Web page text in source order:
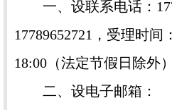
一、设联系电话：
17789652721，受理时
18:00（法定节假日除外）
二、设电子邮箱：